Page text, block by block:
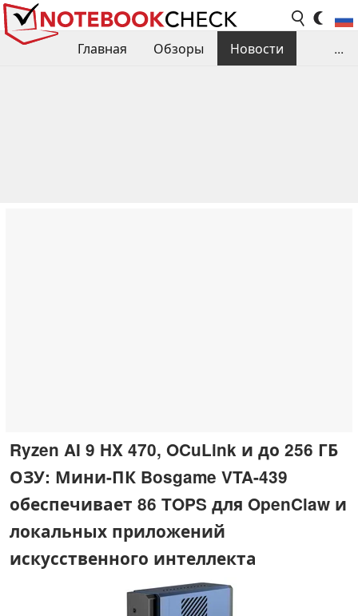
Главная Обзоры
Новости
...
Ryzen AI 9 HX 470, OCuLink и до 256 ГБ
ОЗУ: Мини-ПК Bosgame VTA-439
обеспечивает 86 TOPS для OpenClaw и
локальных приложений
искусственного интеллекта